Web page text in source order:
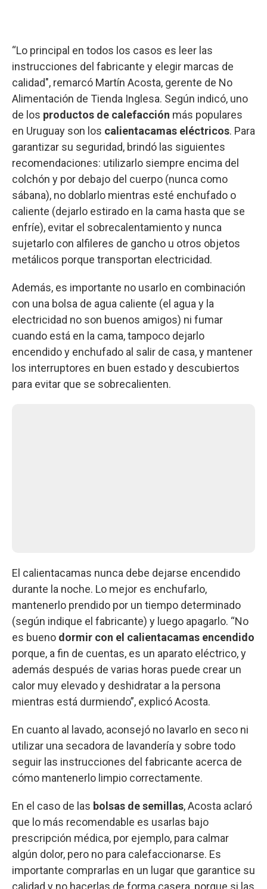
“Lo principal en todos los casos es leer las
instrucciones del fabricante y elegir marcas de
calidad", remarcó Martín Acosta, gerente de No
Alimentación de Tienda Inglesa. Según indicó, uno
de los productos de calefacción más populares
en Uruguay son los calientacamas eléctricos. Para
garantizar su seguridad, brindó las siguientes
recomendaciones: utilizarlo siempre encima del
colchón y por debajo del cuerpo (nunca como
sábana), no doblarlo mientras esté enchufado o
caliente (dejarlo estirado en la cama hasta que se
enfríe), evitar el sobrecalentamiento y nunca
sujetarlo con alfileres de gancho u otros objetos
metálicos porque transportan electricidad.
Además, es importante no usarlo en combinación
con una bolsa de agua caliente (el agua y la
electricidad no son buenos amigos) ni fumar
cuando está en la cama, tampoco dejarlo
encendido y enchufado al salir de casa, y mantener
los interruptores en buen estado y descubiertos
para evitar que se sobrecalienten.
El calientacamas nunca debe dejarse encendido
durante la noche. Lo mejor es enchufarlo,
mantenerlo prendido por un tiempo determinado
(según indique el fabricante) y luego apagarlo. “No
es bueno dormir con el calientacamas encendido
porque, a fin de cuentas, es un aparato eléctrico, y
además después de varias horas puede crear un
calor muy elevado y deshidratar a la persona
mientras está durmiendo”, explicó Acosta.
En cuanto al lavado, aconsejó no lavarlo en seco ni
utilizar una secadora de lavandería y sobre todo
seguir las instrucciones del fabricante acerca de
cómo mantenerlo limpio correctamente.
En el caso de las bolsas de semillas, Acosta aclaró
que lo más recomendable es usarlas bajo
prescripción médica, por ejemplo, para calmar
algún dolor, pero no para calefaccionarse. Es
importante comprarlas en un lugar que garantice su
calidad y no hacerlas de forma casera, porque si las